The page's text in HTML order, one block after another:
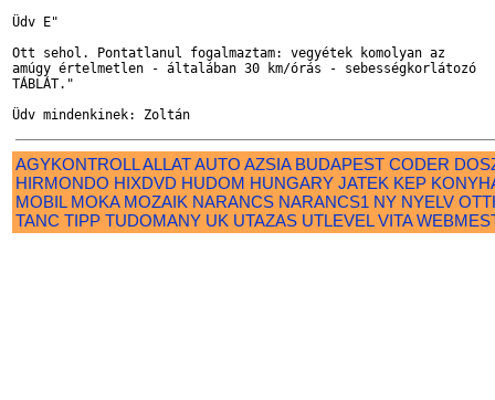
Üdv E"
Ott sehol. Pontatlanul fogalmaztam: vegyétek komolyan az
amúgy értelmetlen - általában 30 km/órás - sebességkorlátozó
TÁBLÁT."
AGYKONTROLLALLATAUTO AZSIA BUDAPEST CODER
HIRMONDO HIXDVD HUDOM HUNGARY JATEK KEP
MOBIL MOKA MOZAIK NARANCS NARANCS1 NY NYELV
TANC TIPP TUDOMANY UK UTAZAS UTLEVEL VITA